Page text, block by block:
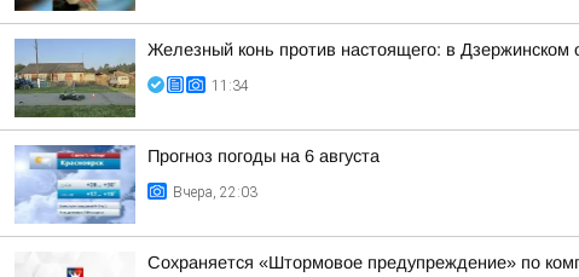
Железный конь против настоящего: в Дзержинском
11:34
Прогноз погоды на 6 августа
Вчера, 22:03
Сохраняется «Штормовое предупреждение» по